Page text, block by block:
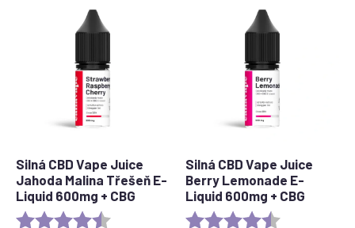
Silná CBD Vape Juice
Jahoda Malina Třešeň E-
Liquid 600mg + CBG
Rating: 4.1 out of 5 stars
Silná CBD Vape Juice
Berry Lemonade E-
Liquid 600mg + CBG
Rating: